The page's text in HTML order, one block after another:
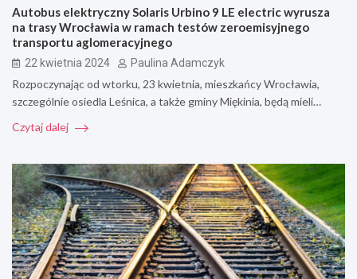
Autobus elektryczny Solaris Urbino 9 LE electric wyrusza
na trasy Wrocławia w ramach testów zeroemisyjnego
transportu aglomeracyjnego
22 kwietnia 2024 Paulina Adamczyk
Rozpoczynając od wtorku, 23 kwietnia, mieszkańcy Wrocławia,
szczególnie osiedla Leśnica, a także gminy Miękinia, będą mieli…
Czytaj dalej